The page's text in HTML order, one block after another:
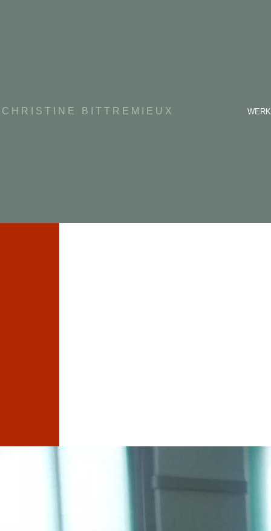
CHRISTINE BITTREMIEUX WERK